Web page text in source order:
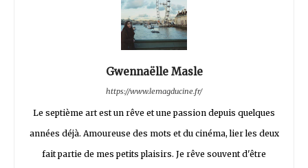
Gwennaëlle Masle
https://www.lemagducine.fr/
Le septième art est un rêve et une passion depuis quelques
années déjà. Amoureuse des mots et du cinéma, lier les deux
fait partie de mes petits plaisirs. Je rêve souvent d'être